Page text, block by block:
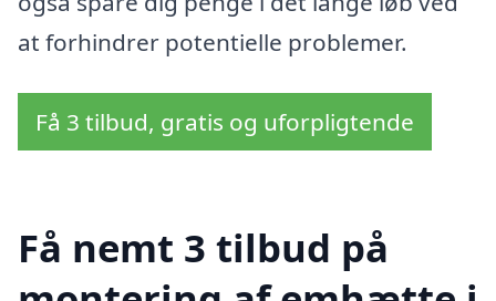
at forhindrer potentielle problemer.
Få 3 tilbud, gratis og uforpligtende
Få nemt 3 tilbud på